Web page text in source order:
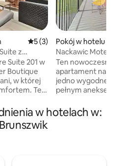
Średnia ocena: 5 na 5,
5 (3)
z
Suite 201 w
Boutique
w której
Ten
i pełną
i tworzenia
nasz
Pokój w hotelu w:
Nackawic Motel
Ten nowoczesny,
apartament na
jedno wygodne
pełnym
potrzebom
wygody
w hotelach w: